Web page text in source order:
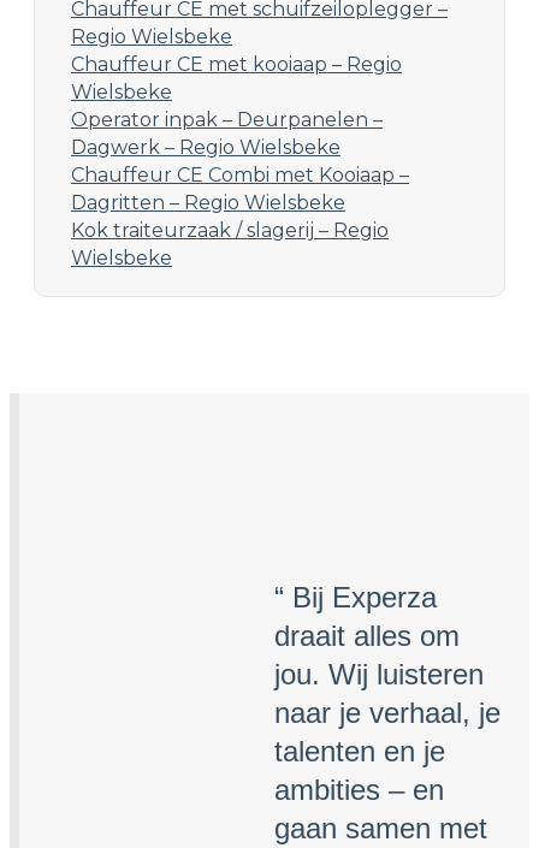
Chauffeur CE met schuifzeiloplegger –
Regio Wielsbeke
Chauffeur CE met kooiaap – Regio
Wielsbeke
Operator inpak – Deurpanelen –
Dagwerk – Regio Wielsbeke
Chauffeur CE Combi met Kooiaap –
Dagritten – Regio Wielsbeke
Kok traiteurzaak / slagerij – Regio
Wielsbeke
“ Bij Experza
draait alles om
jou. Wij luisteren
naar je verhaal, je
talenten en je
ambities – en
gaan samen met